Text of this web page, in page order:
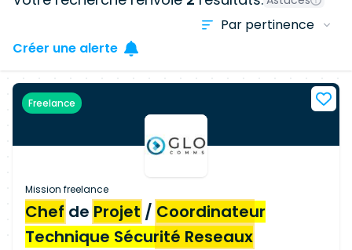
Créer une alerte
Freelance
Mission freelance
Chef de Projet / Coordinateur
Technique Sécurité Reseaux